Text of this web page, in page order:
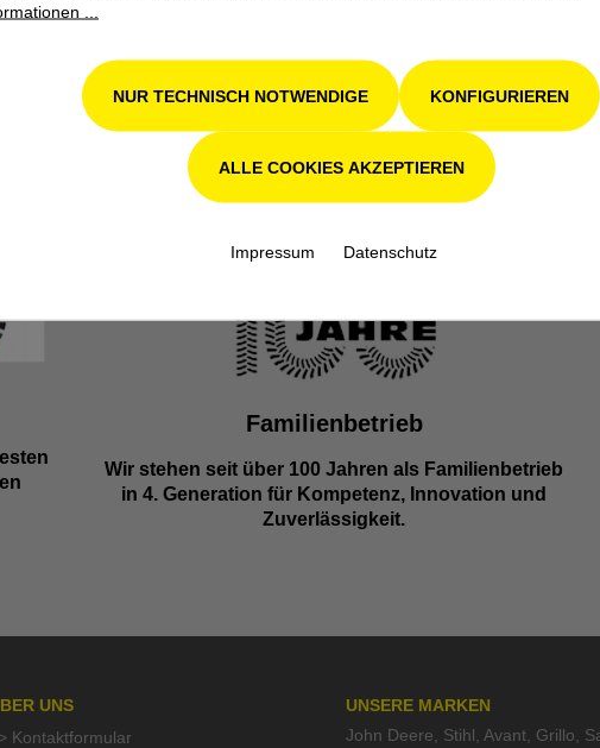
Schutzart: IPX4
Familienbetrieb
Wir stehen seit über 100 Jahren als Familienbetrieb
in 4. Generation für Kompetenz, Innovation und
Zuverlässigkeit.
UNS
Kontaktformular
UNSERE MARKEN
John Deere
Stihl Avant Grillo
...
NUR TECHNISCH NOTWENDIGE KONFIGURIEREN
ALLE COOKIES AKZEPTIEREN
Impressum Datenschutz